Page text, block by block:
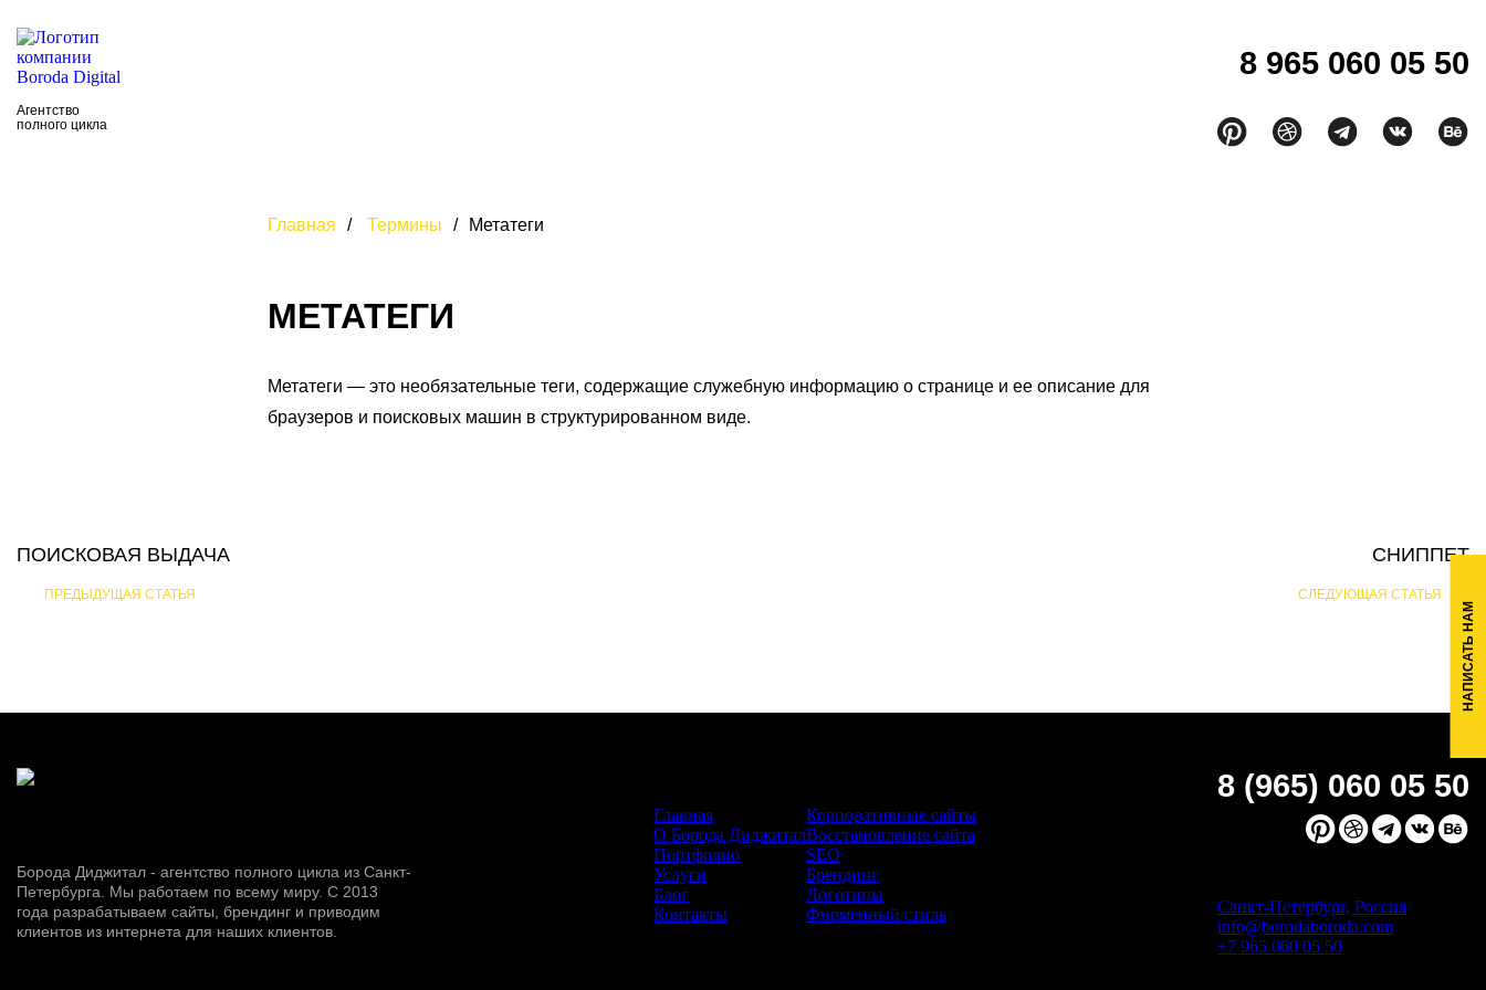
Агентство
полного цикла
8 965 060 05 50
Главная / Термины / Метатеги
МЕТАТЕГИ
Метатеги — это необязательные теги, содержащие служебную информацию о странице и ее описание для
браузеров и поисковых машин в структурированном виде.
ПОИСКОВАЯ ВЫДАЧА
ПРЕДЫДУЩАЯ СТАТЬЯ
СНИППЕТ
СЛЕДУЮЩАЯ СТАТЬЯ
Борода Диджитал - агентство полного цикла из Санкт-
Петербурга. Мы работаем по всему миру. С 2013
года разрабатываем сайты, брендинг и приводим
клиентов из интернета для наших клиентов.
Главная
О Борода Диджитал
Портфолио
Услуги
Блог
Контакты
Корпоративные сайты
Восстановление сайта
SEO
Брендинг
Логотипы
Фирменный стиль
8 (965) 060 05 50
Санкт-Петербург, Россия
info@borodaboroda.com
+7 965 060 05 50
НАПИСАТЬ НАМ